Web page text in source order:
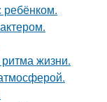
ребёнком.
ритма жизни.